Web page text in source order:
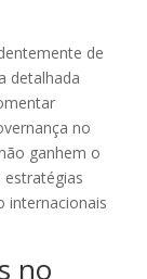
de
detalhada
no
ganhem o
internacionais
no